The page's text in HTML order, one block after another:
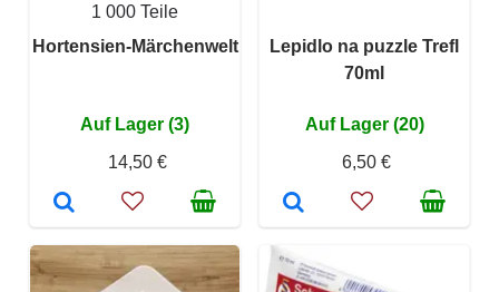
1 000 Teile
Hortensien-Märchenwelt
Auf Lager (3)
14,50 €
Lepidlo na puzzle Trefl
70ml
Auf Lager (20)
6,50 €